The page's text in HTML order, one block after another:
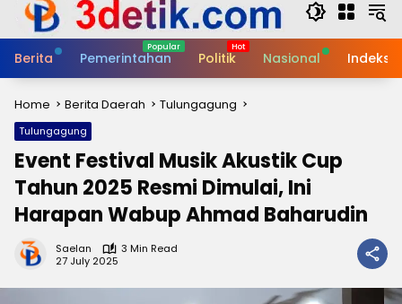
Berita Pemerintahan Politik Nasional Indeks
Home Berita Daerah Tulungagung
Tulungagung
Event Festival Musik Akustik Cup
Tahun 2025 Resmi Dimulai, Ini
Harapan Wabup Ahmad Baharudin
Saelan
3 Min Read
27 July 2025